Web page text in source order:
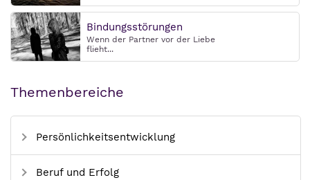
Bindungsstörungen
Wenn der Partner vor der Liebe
flieht...
Themenbereiche
Persönlichkeitsentwicklung
Beruf und Erfolg